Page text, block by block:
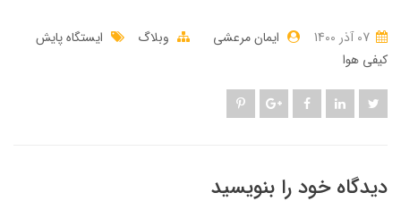
ایمان مرعشی وبلاگ
ایستگاه پایش
کیفی هوا
دیدگاه خود را بنویسید